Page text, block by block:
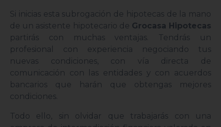
Si inicias esta subrogación de hipotecas de la mano
de un asistente hipotecario de Grocasa Hipotecas
partirás con muchas ventajas. Tendrás un
profesional con experiencia negociando tus
nuevas condiciones, con vía directa de
comunicación con las entidades y con acuerdos
bancarios que harán que obtengas mejores
condiciones.
Todo ello, sin olvidar que trabajarás con una